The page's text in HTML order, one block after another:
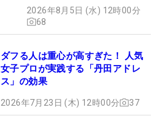
2026年8月5日 (水) 12時00分
68
ダフる人は重心が高すぎた！ 人気
女子プロが実践する「丹田アドレ
ス」の効果
2026年7月23日 (木) 12時00分 37